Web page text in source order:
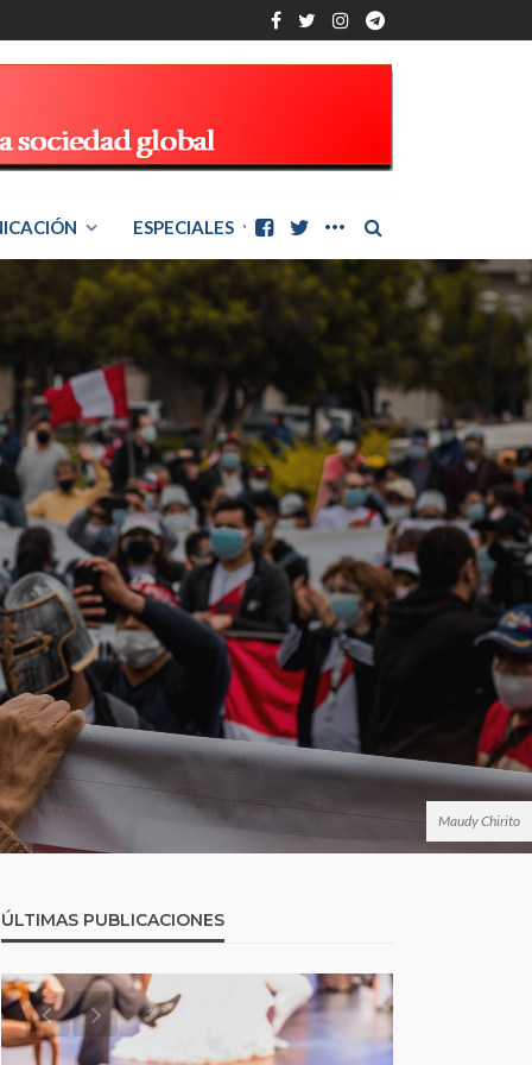
ESPECIALES
Maudy Chirito
ÚLTIMAS PUBLICACIONES